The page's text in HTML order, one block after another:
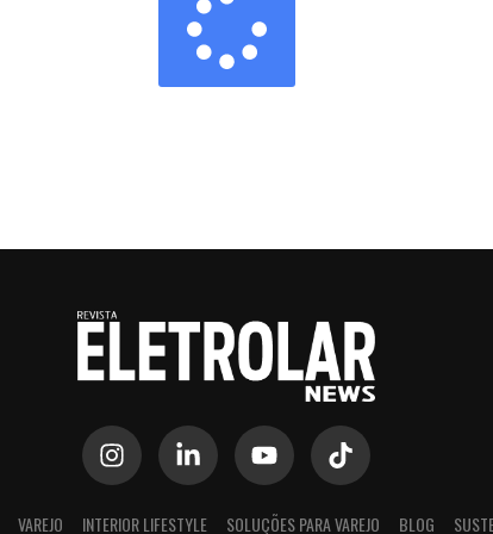
VAREJO INTERIOR LIFESTYLE SOLUÇÕES PARA VAREJO BLOG